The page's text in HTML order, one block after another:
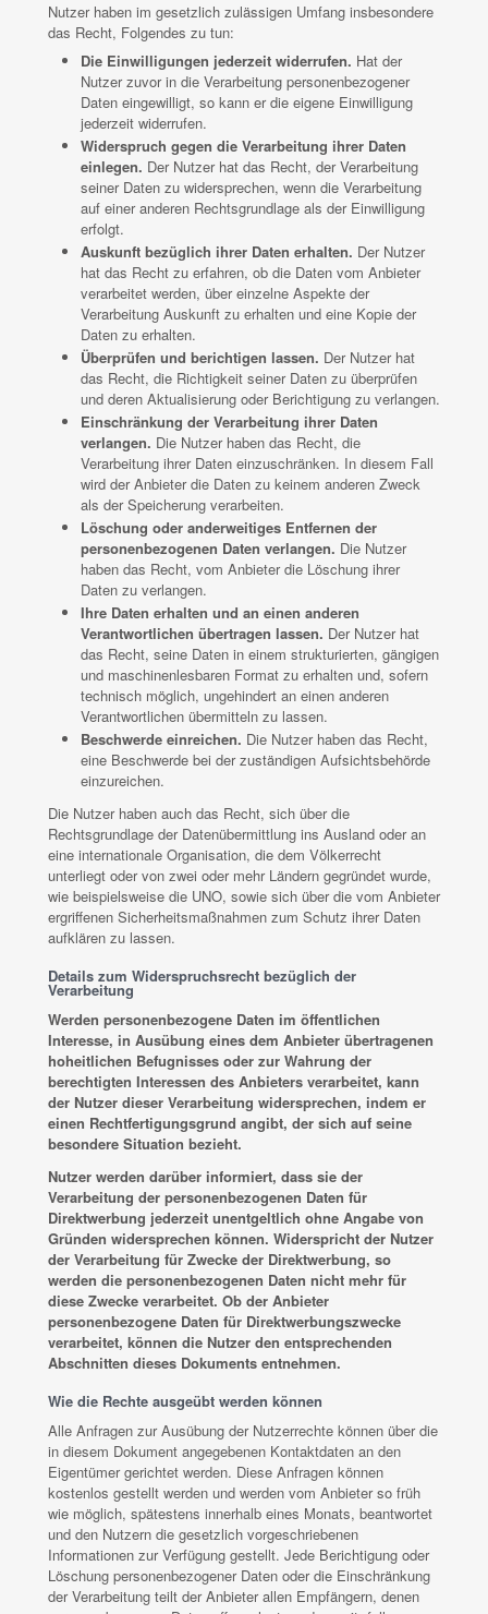
Nutzer haben im gesetzlich zulässigen Umfang insbesondere
das Recht, Folgendes zu tun:
Die Einwilligungen jederzeit widerrufen. Hat der
Nutzer zuvor in die Verarbeitung personenbezogener
Daten eingewilligt, so kann er die eigene Einwilligung
jederzeit widerrufen.
Widerspruch gegen die Verarbeitung ihrer Daten
einlegen. Der Nutzer hat das Recht, der Verarbeitung
seiner Daten zu widersprechen, wenn die Verarbeitung
auf einer anderen Rechtsgrundlage als der Einwilligung
erfolgt.
Auskunft bezüglich ihrer Daten erhalten. Der Nutzer
hat das Recht zu erfahren, ob die Daten vom Anbieter
verarbeitet werden, über einzelne Aspekte der
Verarbeitung Auskunft zu erhalten und eine Kopie der
Daten zu erhalten.
Überprüfen und berichtigen lassen. Der Nutzer hat
das Recht, die Richtigkeit seiner Daten zu überprüfen
und deren Aktualisierung oder Berichtigung zu verlangen.
Einschränkung der Verarbeitung ihrer Daten
verlangen. Die Nutzer haben das Recht, die
Verarbeitung ihrer Daten einzuschränken. In diesem Fall
wird der Anbieter die Daten zu keinem anderen Zweck
als der Speicherung verarbeiten.
Löschung oder anderweitiges Entfernen der
personenbezogenen Daten verlangen. Die Nutzer
haben das Recht, vom Anbieter die Löschung ihrer
Daten zu verlangen.
Ihre Daten erhalten und an einen anderen
Verantwortlichen übertragen lassen. Der Nutzer hat
das Recht, seine Daten in einem strukturierten, gängigen
und maschinenlesbaren Format zu erhalten und, sofern
technisch möglich, ungehindert an einen anderen
Verantwortlichen übermitteln zu lassen.
Beschwerde einreichen. Die Nutzer haben das Recht,
eine Beschwerde bei der zuständigen Aufsichtsbehörde
einzureichen.
Die Nutzer haben auch das Recht, sich über die
Rechtsgrundlage der Datenübermittlung ins Ausland oder an
eine internationale Organisation, die dem Völkerrecht
unterliegt oder von zwei oder mehr Ländern gegründet wurde,
wie beispielsweise die UNO, sowie sich über die vom Anbieter
ergriffenen Sicherheitsmaßnahmen zum Schutz ihrer Daten
aufklären zu lassen.
Details zum Widerspruchsrecht bezüglich der
Verarbeitung
Werden personenbezogene Daten im öffentlichen
Interesse, in Ausübung eines dem Anbieter übertragenen
hoheitlichen Befugnisses oder zur Wahrung der
berechtigten Interessen des Anbieters verarbeitet, kann
der Nutzer dieser Verarbeitung widersprechen, indem er
einen Rechtfertigungsgrund angibt, der sich auf seine
besondere Situation bezieht.
Nutzer werden darüber informiert, dass sie der
Verarbeitung der personenbezogenen Daten für
Direktwerbung jederzeit unentgeltlich ohne Angabe von
Gründen widersprechen können. Widerspricht der Nutzer
der Verarbeitung für Zwecke der Direktwerbung, so
werden die personenbezogenen Daten nicht mehr für
diese Zwecke verarbeitet. Ob der Anbieter
personenbezogene Daten für Direktwerbungszwecke
verarbeitet, können die Nutzer den entsprechenden
Abschnitten dieses Dokuments entnehmen.
Wie die Rechte ausgeübt werden können
Alle Anfragen zur Ausübung der Nutzerrechte können über die
in diesem Dokument angegebenen Kontaktdaten an den
Eigentümer gerichtet werden. Diese Anfragen können
kostenlos gestellt werden und werden vom Anbieter so früh
wie möglich, spätestens innerhalb eines Monats, beantwortet
und den Nutzern die gesetzlich vorgeschriebenen
Informationen zur Verfügung gestellt. Jede Berichtigung oder
Löschung personenbezogener Daten oder die Einschränkung
der Verarbeitung teilt der Anbieter allen Empfängern, denen